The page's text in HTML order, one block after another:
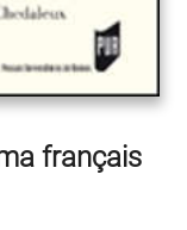
français